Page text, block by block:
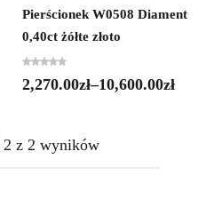
Pierścionek W0508 Diament
0,40ct żółte złoto
2,270.00zł–10,600.00zł
2 z 2 wyników